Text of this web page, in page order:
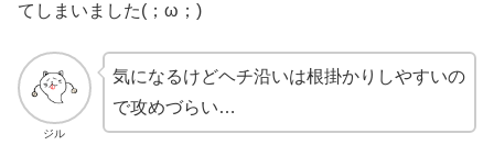
てしまいました(；ω；)
ジル
気になるけどヘチ沿いは根掛かりしやすいの
で攻めづらい…